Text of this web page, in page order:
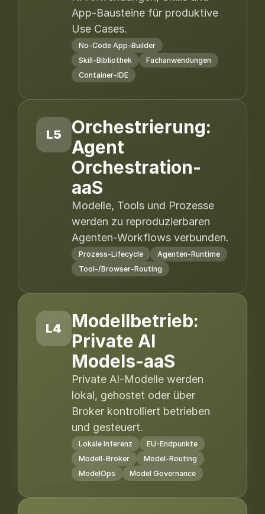
App-Bausteine für produktive
Use Cases.
No-Code App-Builder
Skill-Bibliothek
Fachanwendungen
Container-IDE
L5
Orchestrierung:
Agent
Orchestration-
aaS
Modelle, Tools und Prozesse
werden zu reproduzierbaren
Agenten-Workflows verbunden.
Prozess-Lifecycle
Agenten-Runtime
Tool-/Browser-Routing
L4
Modellbetrieb:
Private AI
Models-aaS
Private AI-Modelle werden
lokal, gehostet oder über
Broker kontrolliert betrieben
und gesteuert.
Lokale Inferenz
EU-Endpunkte
Modell-Broker
Model-Routing
ModelOps
Model Governance